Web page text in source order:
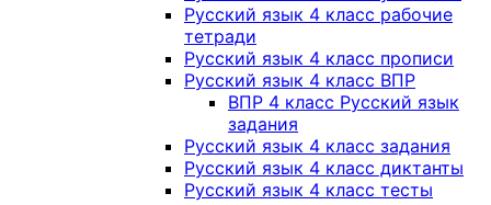
Русский язык 4 класс рабочие
тетради
Русский язык 4 класс прописи
Русский язык 4 класс ВПР
ВПР 4 класс Русский язык
задания
Русский язык 4 класс задания
Русский язык 4 класс диктанты
Русский язык 4 класс тесты